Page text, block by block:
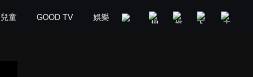
兒童 GOOD TV 娛樂 美食旅遊 新聞政論